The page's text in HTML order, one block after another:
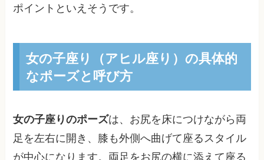
ポイントといえそうです。
女の子座り（アヒル座り）の具体的
なポーズと呼び方
女の子座りのポーズは、お尻を床につけながら両
足を左右に開き、膝も外側へ曲げて座るスタイル
が中心になります。両足をお尻の横に添えて座る